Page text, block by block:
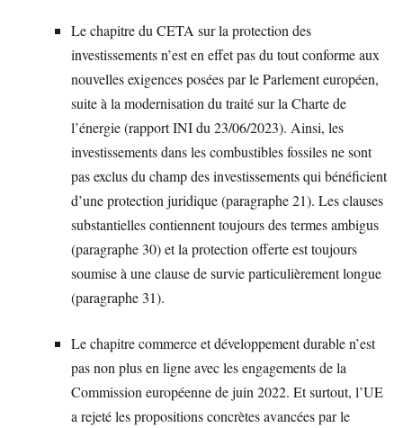
Le chapitre du CETA sur la protection des
investissements n’est en effet pas du tout conforme aux
nouvelles exigences posées par le Parlement européen,
suite à la modernisation du traité sur la Charte de
l’énergie (rapport INI du 23/06/2023). Ainsi, les
investissements dans les combustibles fossiles ne sont
pas exclus du champ des investissements qui bénéficient
d’une protection juridique (paragraphe 21). Les clauses
substantielles contiennent toujours des termes ambigus
(paragraphe 30) et la protection offerte est toujours
soumise à une clause de survie particulièrement longue
(paragraphe 31).
Le chapitre commerce et développement durable n’est
pas non plus en ligne avec les engagements de la
Commission européenne de juin 2022. Et surtout, l’UE
a rejeté les propositions concrètes avancées par le